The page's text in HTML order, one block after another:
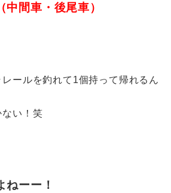
間車・後尾車）
ールを釣れて1個持って帰れるん
ない！笑
ねーー！